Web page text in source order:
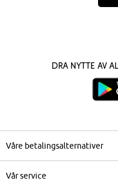
Dra nytte av
Våre betalingsalternativer
Vår service